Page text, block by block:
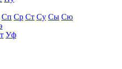
Сп Ср Ст Су Сы Сю
Уф